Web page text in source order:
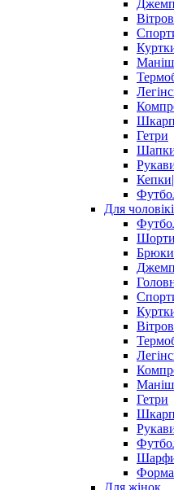
Гетри
Для
Шорти
Брюки
Гетри
Форма
Для жінок